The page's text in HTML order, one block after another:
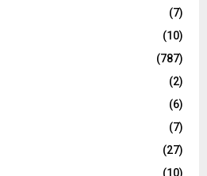
(7)
(10)
(787)
(2)
(6)
(7)
(27)
(10)